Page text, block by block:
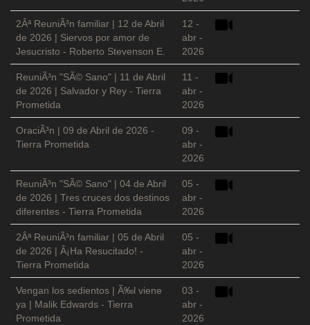
2Âª ReuniÃ³n familiar | 12 de Abril
de 2026 | Siervos por amor de
Jesucristo - Roberto Stevenson E.
12 -
abr -
2026
ReuniÃ³n "SÃ© Sano" | 11 de Abril
de 2026 | Salvador y Rey - Tierra
Prometida
11 -
abr -
2026
OraciÃ³n | 09 de Abril de 2026 -
Tierra Prometida
09 -
abr -
2026
ReuniÃ³n "SÃ© Sano" | 04 de Abril
de 2026 | Tres cruces dos destinos
diferentes - Tierra Prometida
05 -
abr -
2026
2Âª ReuniÃ³n familiar | 05 de Abril
de 2026 | Â¡Ha Resucitado! -
Tierra Prometida
05 -
abr -
2026
Vengan los sedientos | Ã‰l viene
ya | Malik Edwards - Tierra
Prometida
03 -
abr -
2026